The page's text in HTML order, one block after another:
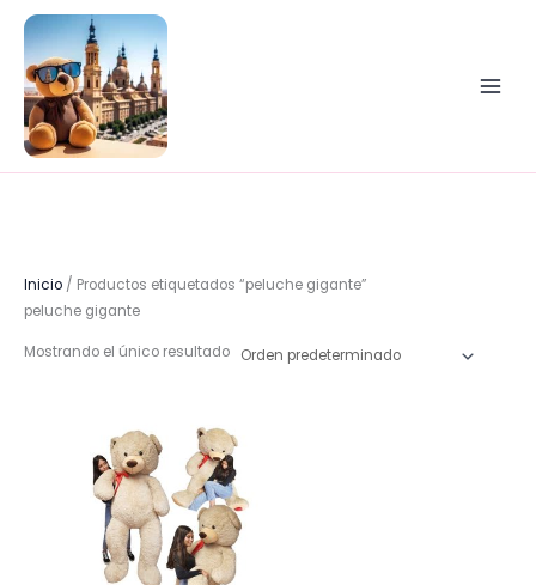
contenido
Inicio / Productos etiquetados “peluche gigante”
peluche gigante
Mostrando el único resultado